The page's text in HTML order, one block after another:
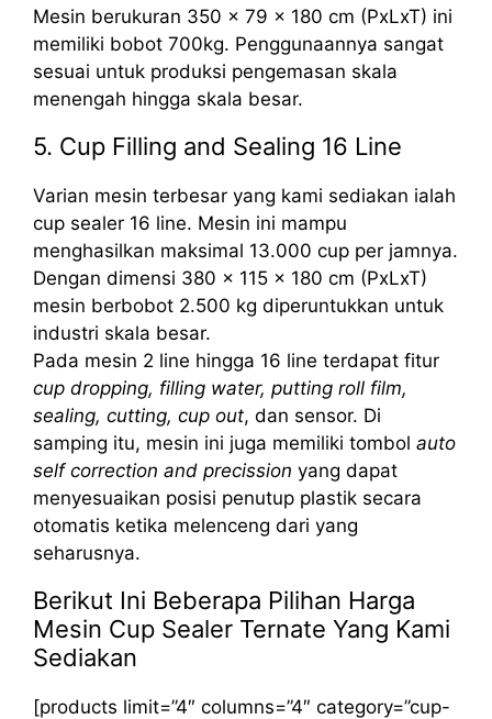
Mesin berukuran 350 x 79 x 180 cm (PxLxT) ini
memiliki bobot 700kg. Penggunaannya sangat
sesuai untuk produksi pengemasan skala
menengah hingga skala besar.
5. Cup Filling and Sealing 16 Line
Varian mesin terbesar yang kami sediakan ialah
cup sealer 16 line. Mesin ini mampu
menghasilkan maksimal 13.000 cup per jamnya.
Dengan dimensi 380 x 115 x 180 cm (PxLxT)
mesin berbobot 2.500 kg diperuntukkan untuk
industri skala besar.
Pada mesin 2 line hingga 16 line terdapat fitur
cup dropping, filling water, putting roll film,
sealing, cutting, cup out, dan sensor. Di
samping itu, mesin ini juga memiliki tombol auto
self correction and precission yang dapat
menyesuaikan posisi penutup plastik secara
otomatis ketika melenceng dari yang
seharusnya.
Berikut Ini Beberapa Pilihan Harga
Mesin Cup Sealer Ternate Yang Kami
Sediakan
[products limit=”4″ columns=”4″ category=”cup-